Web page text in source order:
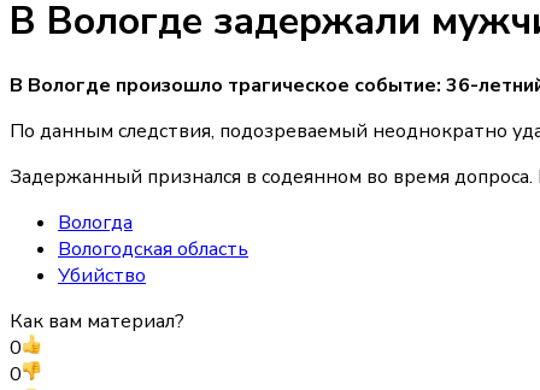
В Вологде задержали
В Вологде произошло трагическое событие: 36-
По данным следствия, подозреваемый неоднократно
Задержанный признался в содеянном во время
Вологда
Вологодская область
Убийство
Как вам материал?
0
0